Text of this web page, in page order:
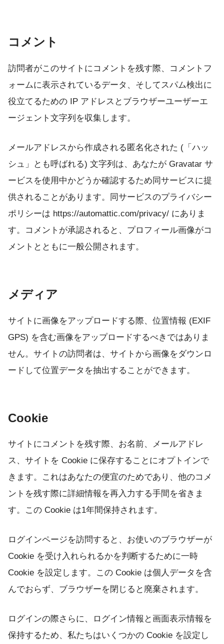
コメント
訪問者がこのサイトにコメントを残す際、コメントフ
ォームに表示されているデータ、そしてスパム検出に
役立てるための IP アドレスとブラウザーユーザーエ
ージェント文字列を収集します。
メールアドレスから作成される匿名化された (「ハッ
シュ」とも呼ばれる) 文字列は、あなたが Gravatar サ
ービスを使用中かどうか確認するため同サービスに提
供されることがあります。同サービスのプライバシー
ポリシーは https://automattic.com/privacy/ にありま
す。コメントが承認されると、プロフィール画像がコ
メントとともに一般公開されます。
メディア
サイトに画像をアップロードする際、位置情報 (EXIF
GPS) を含む画像をアップロードするべきではありま
せん。サイトの訪問者は、サイトから画像をダウンロ
ードして位置データを抽出することができます。
Cookie
サイトにコメントを残す際、お名前、メールアドレ
ス、サイトを Cookie に保存することにオプトインで
きます。これはあなたの便宜のためであり、他のコメ
ントを残す際に詳細情報を再入力する手間を省きま
す。この Cookie は1年間保持されます。
ログインページを訪問すると、お使いのブラウザーが
Cookie を受け入れられるかを判断するために一時
Cookie を設定します。この Cookie は個人データを含
んでおらず、ブラウザーを閉じると廃棄されます。
ログインの際さらに、ログイン情報と画面表示情報を
保持するため、私たちはいくつかの Cookie を設定し